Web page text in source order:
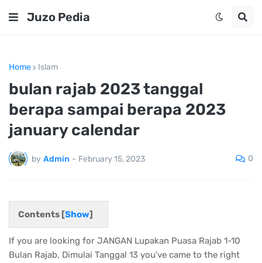
Juzo Pedia
Home Islam
bulan rajab 2023 tanggal
berapa sampai berapa 2023
january calendar
by Admin - February 15, 2023 0
Contents [Show]
If you are looking for JANGAN Lupakan Puasa Rajab 1-10
Bulan Rajab, Dimulai Tanggal 13 you've came to the right